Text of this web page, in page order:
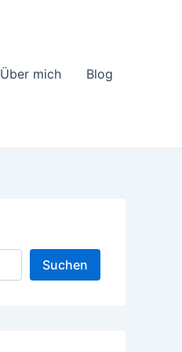
Über mich Blog
Suchen